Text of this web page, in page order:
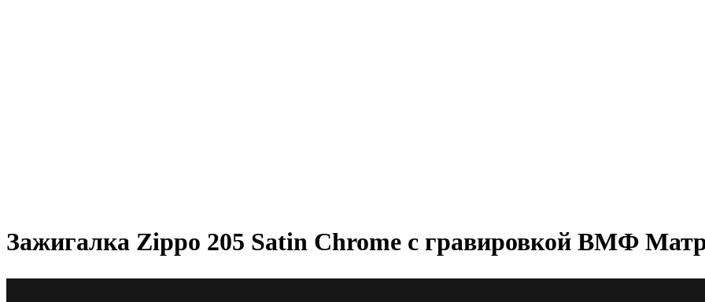
Зажигалка Zippo 205 Satin Chrome с гравировкой ВМФ